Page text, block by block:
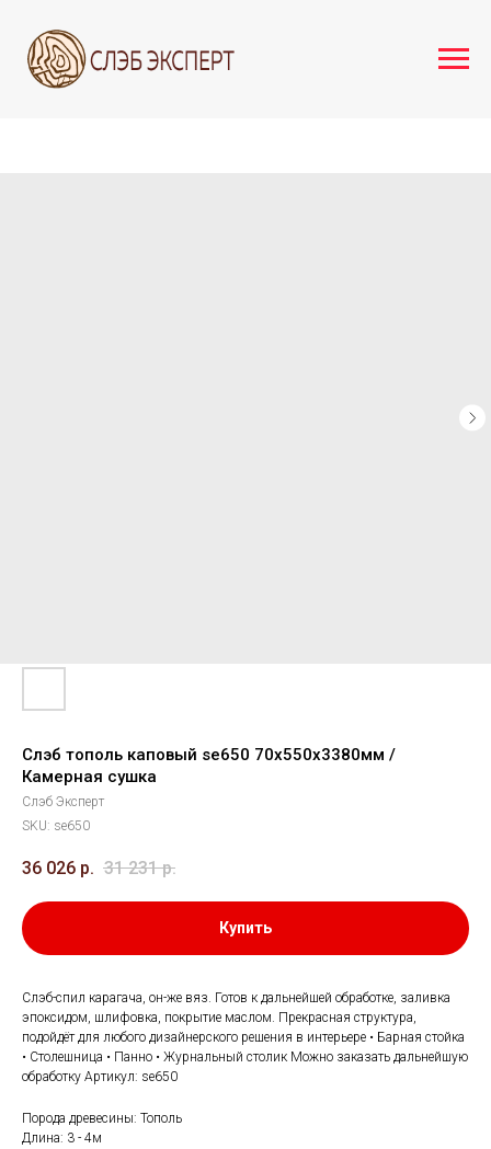
Слэб тополь каповый se650 70х550х3380мм /
Камерная сушка
Слэб Эксперт
SKU: se650
36 026 р. 31 231 р.
Купить
Слэб-спил карагача, он-же вяз. Готов к дальнейшей обработке, заливка
эпоксидом, шлифовка, покрытие маслом. Прекрасная структура,
подойдёт для любого дизайнерского решения в интерьере • Барная стойка
• Столешница • Панно • Журнальный столик Можно заказать дальнейшую
обработку Артикул: se650
Порода древесины: Тополь
Длина: 3 - 4м